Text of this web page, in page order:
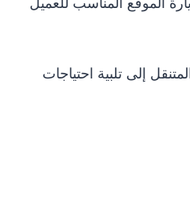
إلى تلبية احتياجات